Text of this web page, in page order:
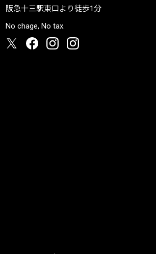
阪急十三駅東口より徒歩1分
No chage, No tax.